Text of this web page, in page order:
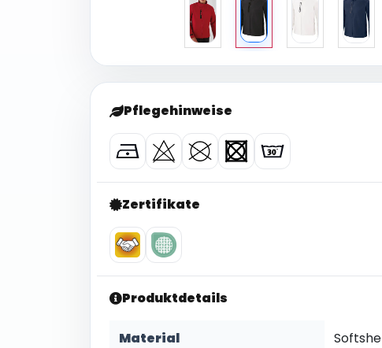
Pflegehinweise
Zertifikate
Produktdetails
Material